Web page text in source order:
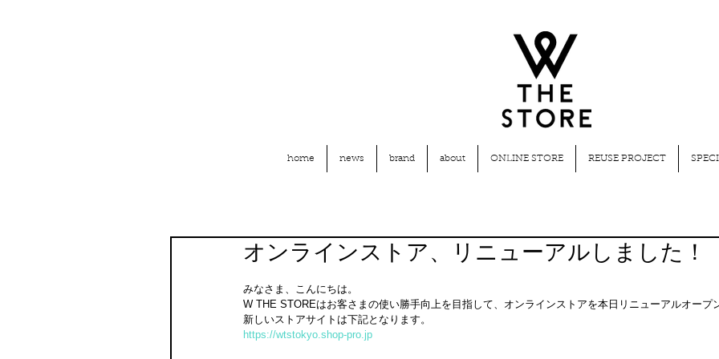
home news brand about ONLINE STORE REUSE PROJECT
オンラインストア、リニューアルしました！
みなさま、こんにちは。
W THE STOREはお客さまの使い勝手向上を目指して、オンラインストアを本日リニューアルオープ
新しいストアサイトは下記となります。
https://wtstokyo.shop-pro.jp